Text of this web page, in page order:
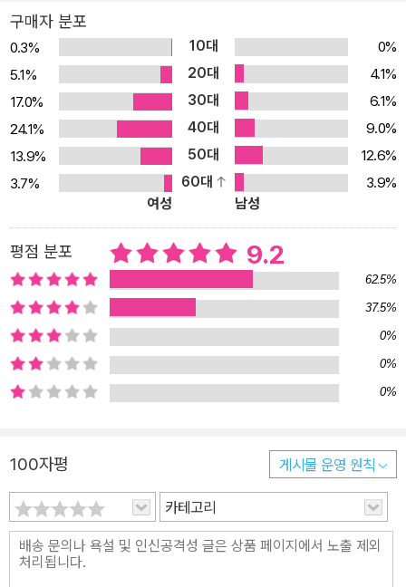
동시에 두려움을 느낀다. 한편 찰리는 최근 부쩍 가까워진 윗집의 미
란다에게 사랑을 고백하고 그녀와 가정을 이룰 꿈에 부풀어 있다. 미
란다와 아담을 공동으로 소유하고 그의 성격을 함께 결정한다면 두
사람이 일종의 부모가 되리라고 기대한 것이다. 하지만 아담은 미란
다를 믿지 말라며 밑도 끝도 없는 경고를 남긴다. 웹상의 모든 데이터
베이스에 접근해 정보를 수집하고 분석한 결과 그녀는 “체계적이고
악의적인 거짓말쟁이”일 가능성이 있다는 것이다. 찰리는 그 말을 무
시한 채 미란다와 연인 관계가 되지만, 인터넷으로도 검색되지 않는
정보를 찾아 흘리는 아담의 말에 불안감은 커져만 간다. 그리고 두 사
람이 정치적 견해 차이로 논쟁을 벌인 어느 날 미란다는 보란듯이 아
담과 잠자리를 갖는다. 배신감에 휩싸인 찰리가 아담에게 얻은 단편
적인 정보로 미란다를 추궁하자 그녀는 몇 년 전 휘말린 모종의 사건
으로 인해 살해 위협을 받고 있음을 털어놓는다. 사건의 구체적인 전
모는커녕 미란다가 피해자인지 가해자인지도 알아내지 못한 찰리는
그녀를 어디까지 믿을 수 있을지 몰라 초조해한다. 그때 마크라는 어
린 소년이 그들을 찾아온다. 얼마 전 공원에서 아이가 부모에게 폭력
언제나 윤리적이고 이성적인 판단을 하도록 설계된 아담은 이대로 마
크를 보호할 경우 유괴에 해당하니 관계당국에 연락을 해야 한다고
주장하지만 한눈에 아이에게 빠져버린 미란다는 거세게 반발한다. 결
국 아담의 신고로 사회복지사가 아이를 데려가고, 미란다는 자신의
과거를 누설한데다 아이까지 빼앗아간 아담을 원망하게 된다. 그때
구매자 분포
0.3% 10대
0%
5.1%
20대
4.1%
17.0%
30대
6.1%
24.1%
40대
9.0%
13.9%
50대
12.6%
3.7%
60대
3.9%
여성
남성
평점 분포 9.2
62.5%
37.5%
0%
0%
0%
100자평 게시물 운영 원칙
카테고리